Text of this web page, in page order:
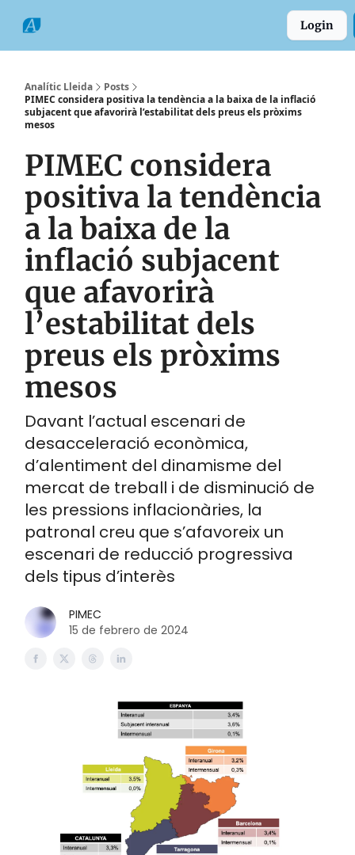
Login
Analític Lleida
Posts
PIMEC considera positiva la tendència a la baixa de la inflació
subjacent que afavorirà l’estabilitat dels preus els pròxims
mesos
PIMEC considera
positiva la tendència
a la baixa de la
inflació subjacent
que afavorirà
l’estabilitat dels
preus els pròxims
mesos
Davant l’actual escenari de
desacceleració econòmica,
d’alentiment del dinamisme del
mercat de treball i de disminució de
les pressions inflacionàries, la
patronal creu que s’afavoreix un
escenari de reducció progressiva
dels tipus d’interès
PIMEC
15 de febrero de 2024